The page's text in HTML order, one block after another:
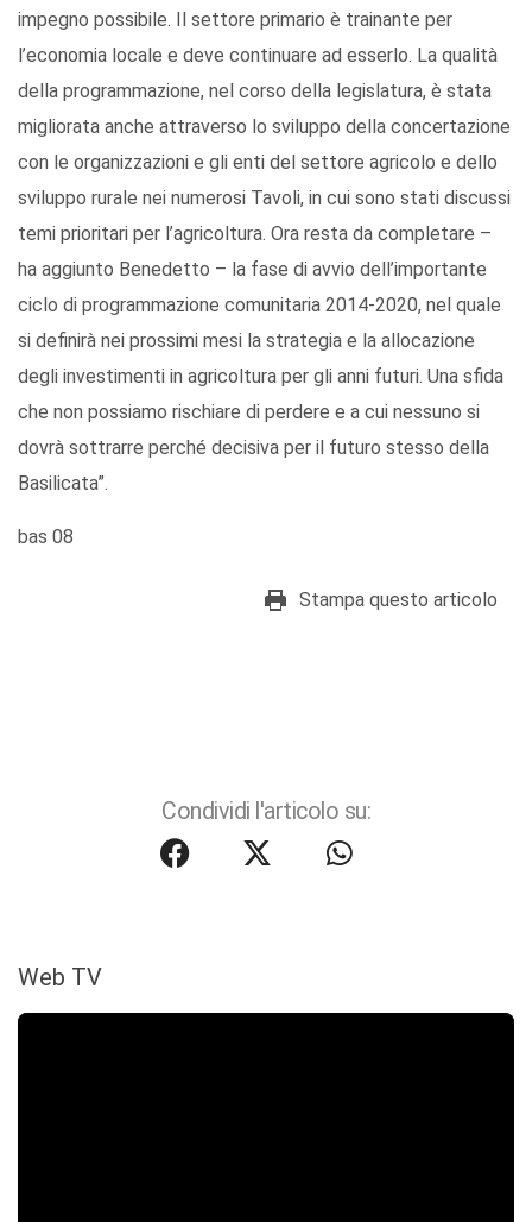
impegno possibile. Il settore primario è trainante per
l’economia locale e deve continuare ad esserlo. La qualità
della programmazione, nel corso della legislatura, è stata
migliorata anche attraverso lo sviluppo della concertazione
con le organizzazioni e gli enti del settore agricolo e dello
sviluppo rurale nei numerosi Tavoli, in cui sono stati discussi
temi prioritari per l’agricoltura. Ora resta da completare –
ha aggiunto Benedetto – la fase di avvio dell’importante
ciclo di programmazione comunitaria 2014-2020, nel quale
si definirà nei prossimi mesi la strategia e la allocazione
degli investimenti in agricoltura per gli anni futuri. Una sfida
che non possiamo rischiare di perdere e a cui nessuno si
dovrà sottrarre perché decisiva per il futuro stesso della
Basilicata”.
bas 08
Stampa questo articolo
Condividi l'articolo su:
Web TV